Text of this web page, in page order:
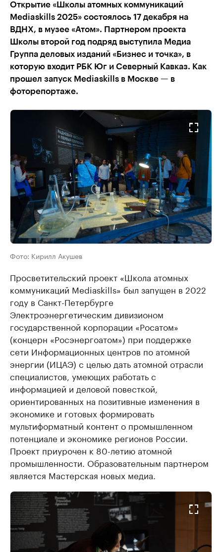
Открытие «Школы атомных коммуникаций
Mediaskills 2025» состоялось 17 декабря на
ВДНХ, в музее «Атом». Партнером проекта
Школы второй год подряд выступила Медиа
Группа деловых изданий «Бизнес и точка», в
которую входит РБК Юг и Северный Кавказ. Как
прошел запуск Mediaskills в Москве — в
фоторепортаже.
Фото: Кирилл Акушев
Просветительский проект «Школа атомных
коммуникаций Mediaskills» был запущен в 2022
году в Санкт-Петербурге
Электроэнергетическим дивизионом
государственной корпорации «Росатом»
(концерн «Росэнергоатом») при поддержке
сети Информационных центров по атомной
энергии (ИЦАЭ) с целью дать атомной отрасли
специалистов, умеющих работать с
информацией и деловой повесткой,
ориентированных на позитивные изменения в
экономике и готовых формировать
мультиформатный контент о промышленном
потенциале и экономике регионов России.
Проект приурочен к 80-летию атомной
промышленности. Образовательным партнером
является Мастерская новых медиа.